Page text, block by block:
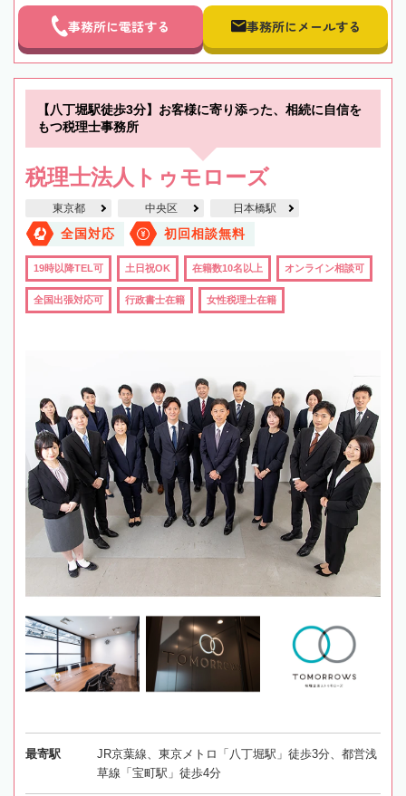
事務所に電話する 事務所にメールする
【八丁堀駅徒歩3分】お客様に寄り添った、相続に自信を
もつ税理士事務所
税理士法人トゥモローズ
東京都 中央区 日本橋駅
全国対応 初回相談無料
19時以降TEL可 土日祝OK 在籍数10名以上 オンライン相談可
全国出張対応可 行政書士在籍 女性税理士在籍
最寄駅
JR京葉線、東京メトロ「八丁堀駅」徒歩3分、都営浅
草線「宝町駅」徒歩4分